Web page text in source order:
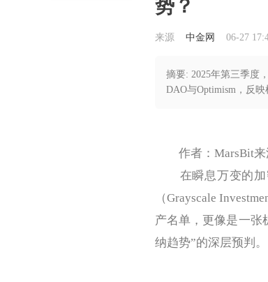
势？
来源 中金网 06-27
摘要: 2025年第三季度
DAO与Optimism，反
作者：MarsBit来
在瞬息万变的加
（Grayscale
产名单，更像是一张
纳趋势”的深层预判。